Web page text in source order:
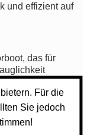
und effizient auf
das für
und
Beneteau
300 CV,
Für die
Sie jedoch